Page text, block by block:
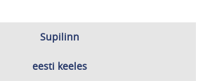
Supilinn
eesti keeles